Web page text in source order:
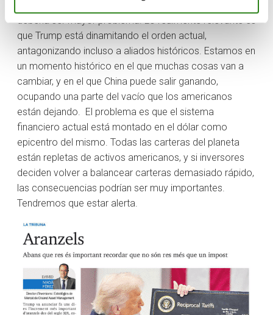
necesario, todo el mundo se adaptará. Tampoco
debería ser mayor problema. Lo realmente relevante es
que Trump está dinamitando el orden actual,
antagonizando incluso a aliados históricos. Estamos en
un momento histórico en el que muchas cosas van a
cambiar, y en el que China puede salir ganando,
ocupando una parte del vacío que los americanos
están dejando. El problema es que el sistema
financiero actual está montado en el dólar como
epicentro del mismo. Todas las carteras del planeta
están repletas de activos americanos, y si inversores
deciden volver a balancear carteras demasiado rápido,
las consecuencias podrían ser muy importantes.
Tendremos que estar alerta.